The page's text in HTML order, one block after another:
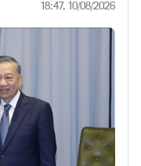
18:47, 10/08/2026